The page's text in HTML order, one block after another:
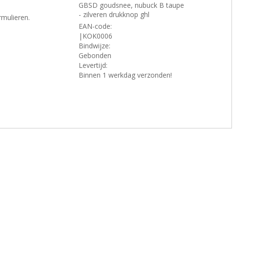
GBSD goudsnee, nubuck B taupe
- zilveren drukknop ghl
EAN-code:
|KOK0006
Bindwijze:
Gebonden
Levertijd:
Binnen 1 werkdag verzonden!